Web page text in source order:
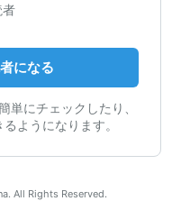
者
になる
単にチェックしたり、
ようになります。
All Rights Reserved.